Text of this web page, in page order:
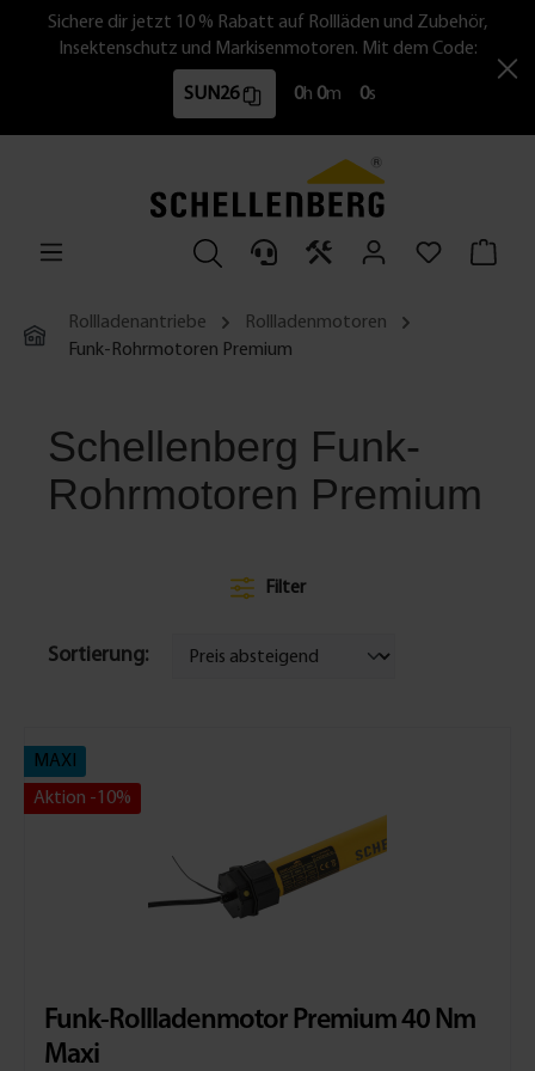
Sichere dir jetzt 10 % Rabatt auf Rollläden und Zubehör,
Insektenschutz und Markisenmotoren. Mit dem Code:
SUN26 0h 0m 0s
Rollladenantriebe
Rollladenmotoren
Funk-Rohrmotoren Premium
Schellenberg Funk-
Rohrmotoren Premium
Filter
Sortierung:
MAXI
Aktion -10%
Funk-Rollladenmotor Premium 40 Nm
Maxi